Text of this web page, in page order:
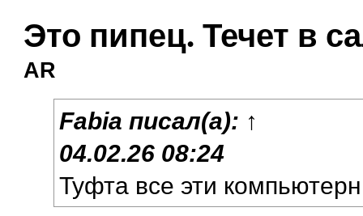
Это пипец. Течет в
AR
Fabia писал(а): ↑
04.02.26 08:24
Туфта все эти